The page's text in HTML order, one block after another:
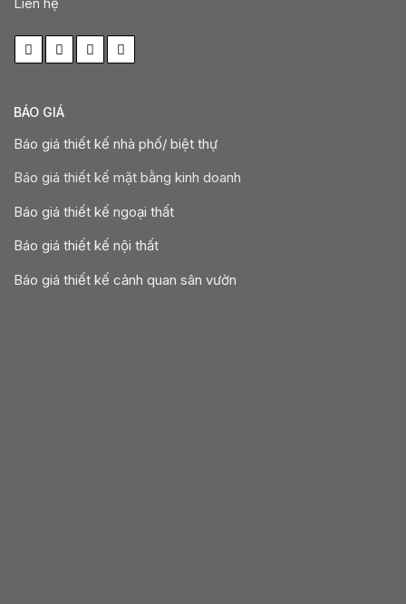
BÁO GIÁ
Báo giá thiết kế nhà phố/ biệt thự
Báo giá thiết kế mặt bằng kinh doanh
Báo giá thiết kế ngoại thất
Báo giá thiết kế nội thất
Báo giá thiết kế cảnh quan sân vườn